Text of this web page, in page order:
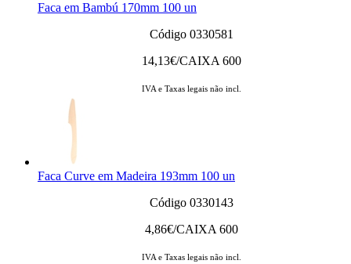
Faca em Bambú 170mm 100 un
Código 0330581
14,13€/CAIXA 600
IVA e Taxas legais não incl.
Faca Curve em Madeira 193mm 100 un
Código 0330143
4,86€/CAIXA 600
IVA e Taxas legais não incl.